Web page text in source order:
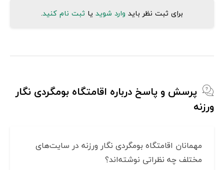
برای ثبت نظر باید وارد شوید یا ثبت نام کنید.
پرسش و پاسخ درباره اقامتگاه بومگردی نگار
ورزنه
مهمانان اقامتگاه بومگردی نگار ورزنه در سایت‌های
مختلف چه نظراتی نوشته‌اند؟